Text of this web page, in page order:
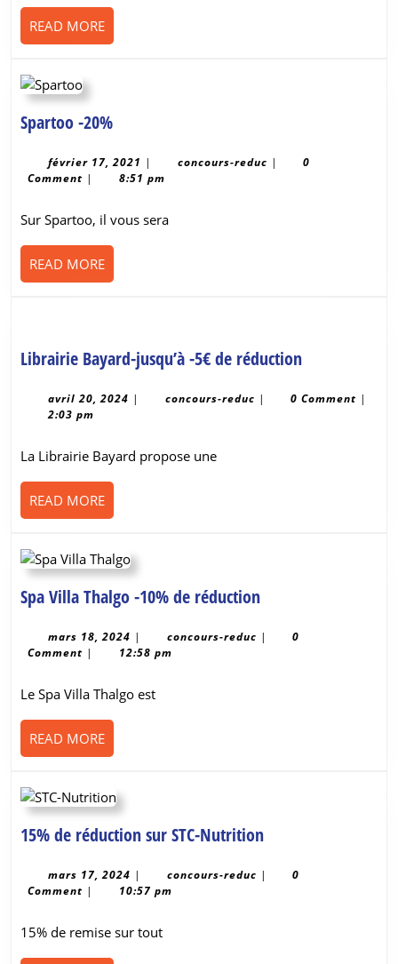
READ MOREREAD
MORE
Spartoo -20%Spartoo
février 17, 2021 février
17,
| concours-reducconcours-
|
0
Comment | 8:51 pm
Sur Spartoo, il vous sera
READ MOREREAD
MORE
Librairie Bayard-jusqu’à -5€ de réductionLibrairie
jusqu’à
avril 20, 2024 avril
| concours-reducconcours-
| 0 Comment |
2:03 pm
La Librairie Bayard propose une
READ MOREREAD
MORE
Spa Villa Thalgo -10% de réductionSpa
Thalgo
mars 18, 2024 mars
18,
| concours-reducconcours-
|
0
Comment | 12:58 pm
Le Spa Villa Thalgo est
READ MOREREAD
MORE
15% de réduction sur STC-Nutrition15%
réduction
mars 17, 2024 mars
17,
| concours-reducconcours-
|
0
Comment | 10:57 pm
15% de remise sur tout